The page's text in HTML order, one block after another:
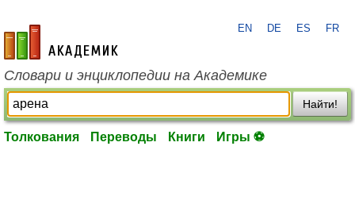
academic.ru
EN DE ES FR
Словари и энциклопедии на Академике
Найти!
Толкования Переводы Книги Игры ⚽